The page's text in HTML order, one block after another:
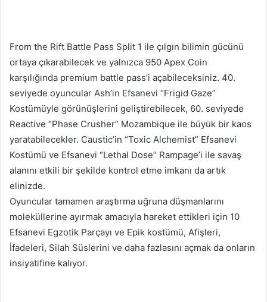
From the Rift Battle Pass Split 1 ile çılgın bilimin gücünü
ortaya çıkarabilecek ve yalnızca 950 Apex Coin
karşılığında premium battle pass’i açabileceksiniz. 40.
seviyede oyuncular Ash’in Efsanevi “Frigid Gaze”
Kostümüyle görünüşlerini geliştirebilecek, 60. seviyede
Reactive “Phase Crusher” Mozambique ile büyük bir kaos
yaratabilecekler. Caustic’in “Toxic Alchemist” Efsanevi
Kostümü ve Efsanevi “Lethal Dose” Rampage’i ile savaş
alanını etkili bir şekilde kontrol etme imkanı da artık
elinizde.
Oyuncular tamamen araştırma uğruna düşmanlarını
moleküllerine ayırmak amacıyla hareket ettikleri için 10
Efsanevi Egzotik Parçayı ve Epik kostümü, Afişleri,
İfadeleri, Silah Süslerini ve daha fazlasını açmak da onların
insiyatifine kalıyor.